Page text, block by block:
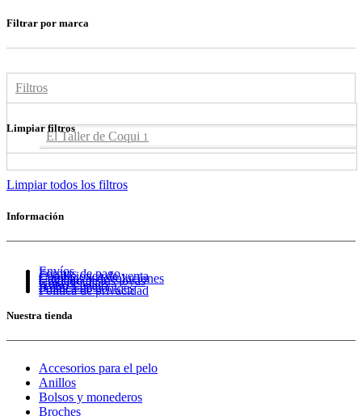
Filtrar por marca
Filtros
El Taller de Coqui 1
Limpiar filtros
Limpiar todos los filtros
Información
Envíos
Formas de pago
Condiciones de venta
Cambios y devoluciones
Cuidado de tus joyas
Guía de tallas
Aviso Legal
Política de cookies
Política de privacidad
Nuestra tienda
Accesorios para el pelo
Anillos
Bolsos y monederos
Broches